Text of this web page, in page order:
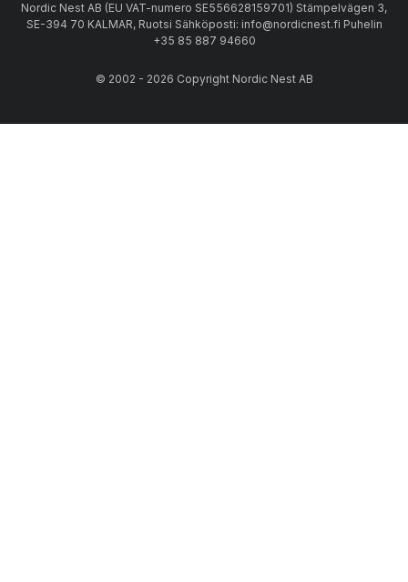
Nordic Nest AB (EU VAT-numero SE556628159701) Stämpelvägen 3,
SE-394 70 KALMAR, Ruotsi Sähköposti: info@nordicnest.fi Puhelin
+35 85 887 94660
© 2002 - 2026 Copyright Nordic Nest AB